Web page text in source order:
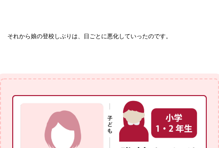
それから娘の登校しぶりは、日ごとに悪化していったのです。